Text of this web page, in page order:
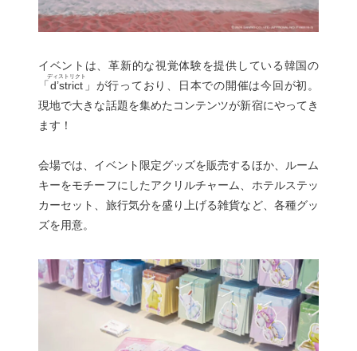
イベントは、革新的な視覚体験を提供している韓国の
「d’strict
ディストリクト
」が行っており、日本での開催は今回が初。
現地で大きな話題を集めたコンテンツが新宿にやってき
ます！
会場では、イベント限定グッズを販売するほか、ルーム
キーをモチーフにしたアクリルチャーム、ホテルステッ
カーセット、旅行気分を盛り上げる雑貨など、各種グッ
ズを用意。